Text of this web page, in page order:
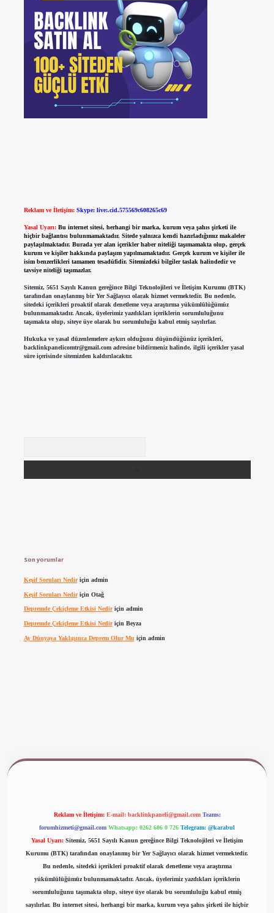
Reklam ve İletişim: Skype: live:.cid.575569c608265c69
Yasal Uyarı: Bu internet sitesi, herhangi bir marka, kurum veya şahıs şirketi ile
hiçbir bağlantısı bulunmamaktadır. Sitede yalnızca kendi hazırladığımız makaleler
paylaşılmaktadır. Burada yer alan içerikler haber niteliği taşımamakta olup, gerçek
kurum ve kişiler hakkında paylaşım yapılmamaktadır. Gerçek kurum ve kişiler ile
isim benzerlikleri tamamen tesadüfidir. Sitemizdeki bilgiler taslak halindedir ve
tavsiye niteliği taşımazlar.
Sitemiz, 5651 Sayılı Kanun gereğince Bilgi Teknolojileri ve İletişim Kurumu (BTK)
tarafından onaylanmış bir Yer Sağlayıcı olarak hizmet vermektedir. Bu nedenle,
sitedeki içerikleri proaktif olarak denetleme veya araştırma yükümlülüğümüz
bulunmamaktadır. Ancak, üyelerimiz yazdıkları içeriklerin sorumluluğunu
taşımakta olup, siteye üye olarak bu sorumluluğu kabul etmiş sayılırlar.
Hukuka ve yasal düzenlemelere aykırı olduğunu düşündüğünüz içerikleri,
backlinkpanelicomtr@gmail.comadresine bildirmeniz halinde, ilgili içerikler yasal
süre içerisinde sitemizden kaldırılacaktır.
Son yorumlar
Keşif Soruları Nediriçin admin
Keşif Soruları Nediriçin Otağ
Depremde Çekiçleme Etkisi Nediriçin admin
Depremde Çekiçleme Etkisi Nediriçin Beyza
Ay Dünyaya Yaklaşınca Deprem Olur Mu için admin
Reklam ve İletişim: E-mail: backlinkpaneli@gmail.com Teams:
forumhizmeti@gmail.com Whatsapp: 0262 606 0 726 Telegram: @karabul
Yasal Uyarı: Sitemiz, 5651 Sayılı Kanun gereğince Bilgi Teknolojileri ve İletişim
Kurumu (BTK) tarafından onaylanmış bir Yer Sağlayıcı olarak hizmet vermektedir.
Bu nedenle, sitedeki içerikleri proaktif olarak denetleme veya araştırma
yükümlülüğümüz bulunmamaktadır. Ancak, üyelerimiz yazdıkları içeriklerin
sorumluluğunu taşımakta olup, siteye üye olarak bu sorumluluğu kabul etmiş
sayılırlar. Bu internet sitesi, herhangi bir marka, kurum veya şahıs şirketi ile hiçbir